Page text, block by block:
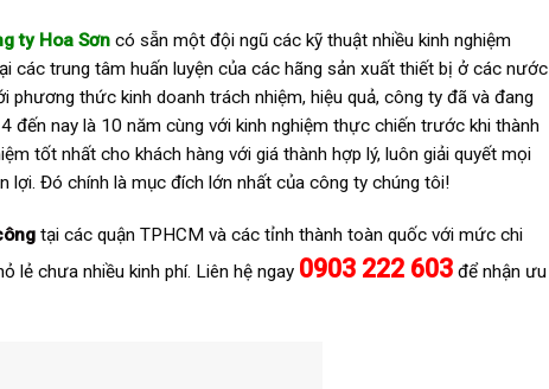
ty Hoa Sơn có sẵn một đội ngũ các kỹ thuật nhiều kinh nghiệm
trung tâm huấn luyện của các hãng sản xuất thiết bị ở các nước
thức kinh doanh trách nhiệm, hiệu quả, công ty đã và đang
nay là 10 năm cùng với kinh nghiệm thực chiến trước khi thành
tốt nhất cho khách hàng với giá thành hợp lý, luôn giải quyết mọi
lợi. Đó chính là mục đích lớn nhất của công ty chúng tôi!
tại các quận TPHCM và các tỉnh thành toàn quốc với mức chi
lẻ chưa nhiều kinh phí. Liên hệ ngay 0903 222 603 để nhận ưu